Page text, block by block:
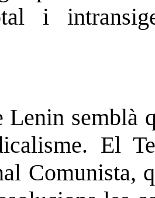
i
semblà
El
Comunista,